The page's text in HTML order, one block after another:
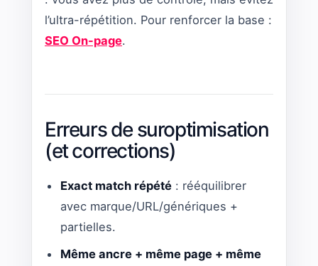
l’ultra-répétition. Pour renforcer la base :
SEO On-page.
Erreurs de suroptimisation
(et corrections)
Exact match répété : rééquilibrer
avec marque/URL/génériques +
partielles.
Même ancre + même page + même